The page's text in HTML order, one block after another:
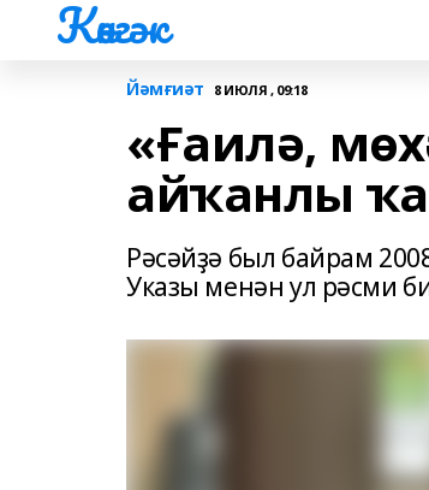
Көнгәк
Йәмғиәт 8 ИЮЛЯ , 09:18
«Ғаилә,
айҡанлы
Рәсәйҙә был байрам
Указы менән ул рәсми